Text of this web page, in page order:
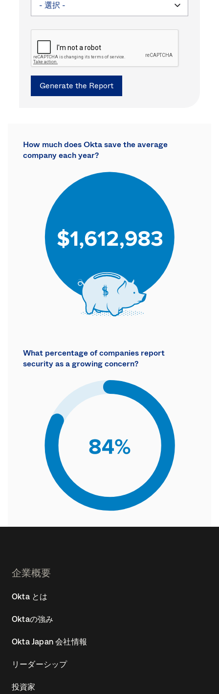
industry
How much does Okta save the average
company each year?
What percentage of companies report
security as a growing concern?
Footer
(JA)
企業概要
Okta とは
Oktaの強み
Okta Japan 会社情報
リーダーシップ
投資家